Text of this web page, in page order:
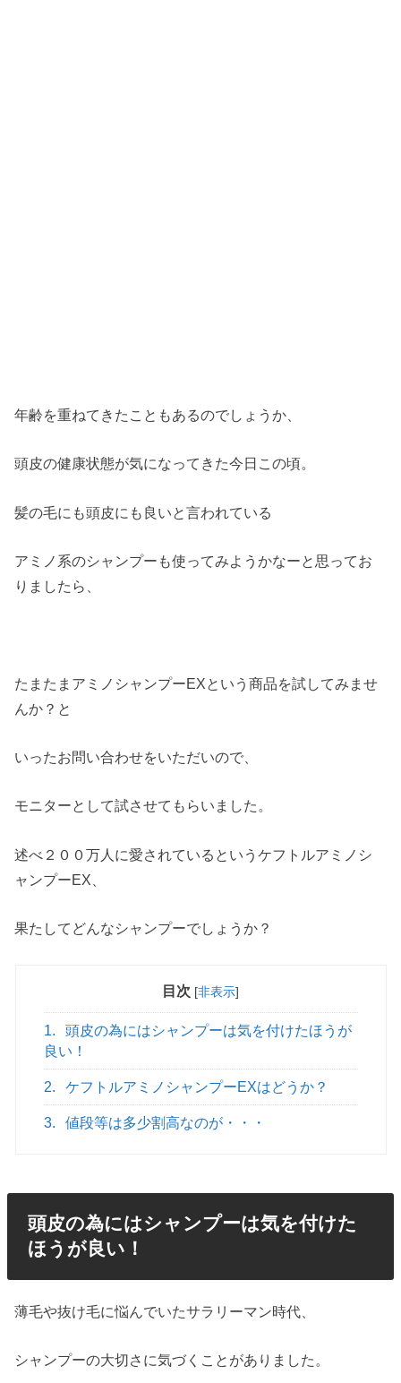
年齢を重ねてきたこともあるのでしょうか、
頭皮の健康状態が気になってきた今日この頃。
髪の毛にも頭皮にも良いと言われている
アミノ系のシャンプーも使ってみようかなーと思ってお
りましたら、
たまたまアミノシャンプーEXという商品を試してみませ
んか？と
いったお問い合わせをいただいので、
モニターとして試させてもらいました。
述べ２００万人に愛されているというケフトルアミノシ
ャンプーEX、
果たしてどんなシャンプーでしょうか？
目次 [非表示]
1.
頭皮の為にはシャンプーは気を付けたほうが
良い！
2. ケフトルアミノシャンプーEXはどうか？
3. 値段等は多少割高なのが・・・
頭皮の為にはシャンプーは気を付けた
ほうが良い！
薄毛や抜け毛に悩んでいたサラリーマン時代、
シャンプーの大切さに気づくことがありました。